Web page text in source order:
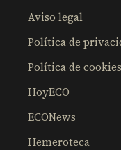
Aviso legal
Política de
Política de cookies
HoyECO
ECONews
Hemeroteca